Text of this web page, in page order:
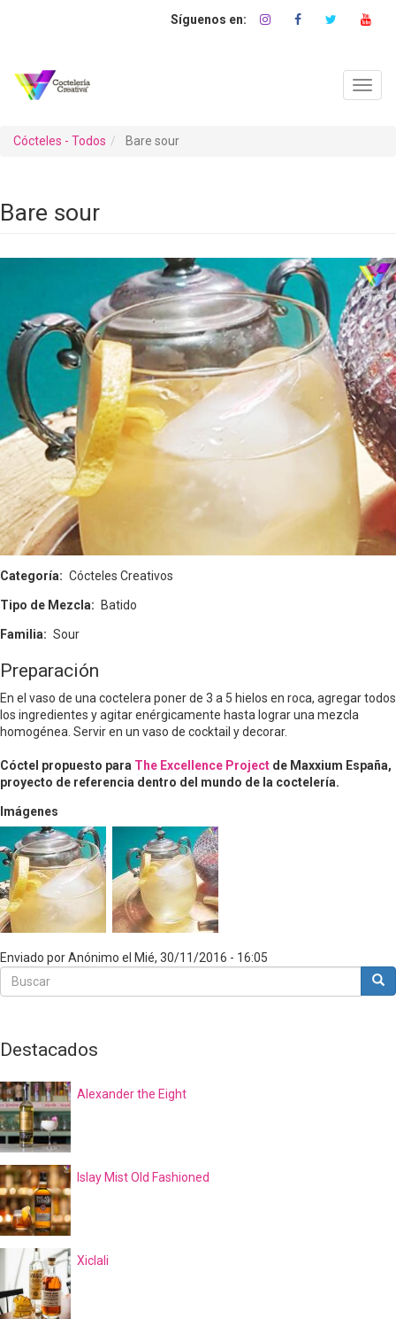
Cócteles - Todos Bare sour
Bare sour
Categoría Cócteles Creativos
Tipo de Mezcla Batido
Familia Sour
Preparación
En el vaso de una coctelera poner de 3 a 5 hielos en roca, agregar todos
los ingredientes y agitar enérgicamente hasta lograr una mezcla
homogénea. Servir en un vaso de cocktail y decorar.
Cóctel propuesto para The Excellence Project de Maxxium España,
proyecto de referencia dentro del mundo de la coctelería.
Imágenes
Enviado porAnónimo el Mié, 30/11/2016 - 16:05
Buscar
Buscar
Destacados
Alexander the Eight
Islay Mist Old Fashioned
Xiclali